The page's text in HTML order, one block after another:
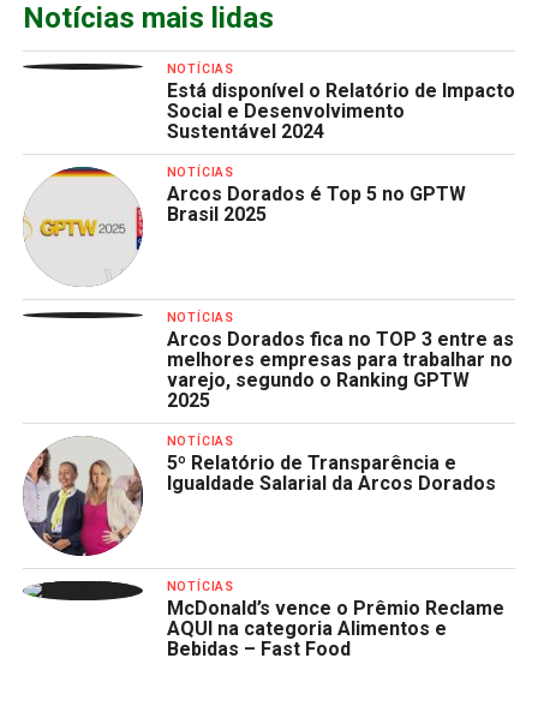
Notícias mais lidas
NOTÍCIAS
Está disponível o Relatório de Impacto
Social e Desenvolvimento
Sustentável 2024
NOTÍCIAS
Arcos Dorados é Top 5 no GPTW
Brasil 2025
NOTÍCIAS
Arcos Dorados fica no TOP 3 entre as
melhores empresas para trabalhar no
varejo, segundo o Ranking GPTW
2025
NOTÍCIAS
5º Relatório de Transparência e
Igualdade Salarial da Arcos Dorados
NOTÍCIAS
McDonald’s vence o Prêmio Reclame
AQUI na categoria Alimentos e
Bebidas – Fast Food